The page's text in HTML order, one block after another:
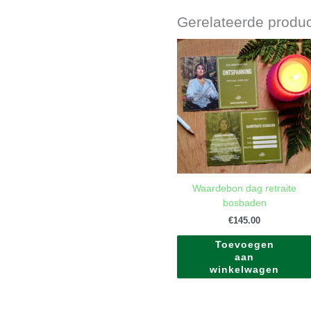
Gerelateerde
Waardebon dag retraite
bosbaden
€145.00
Toevoegen
aan
winkelwagen